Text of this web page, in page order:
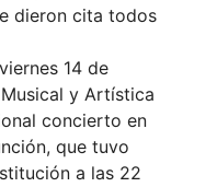
dieron cita todos
14 de
y Artística
concierto en
que tuvo
a las 22